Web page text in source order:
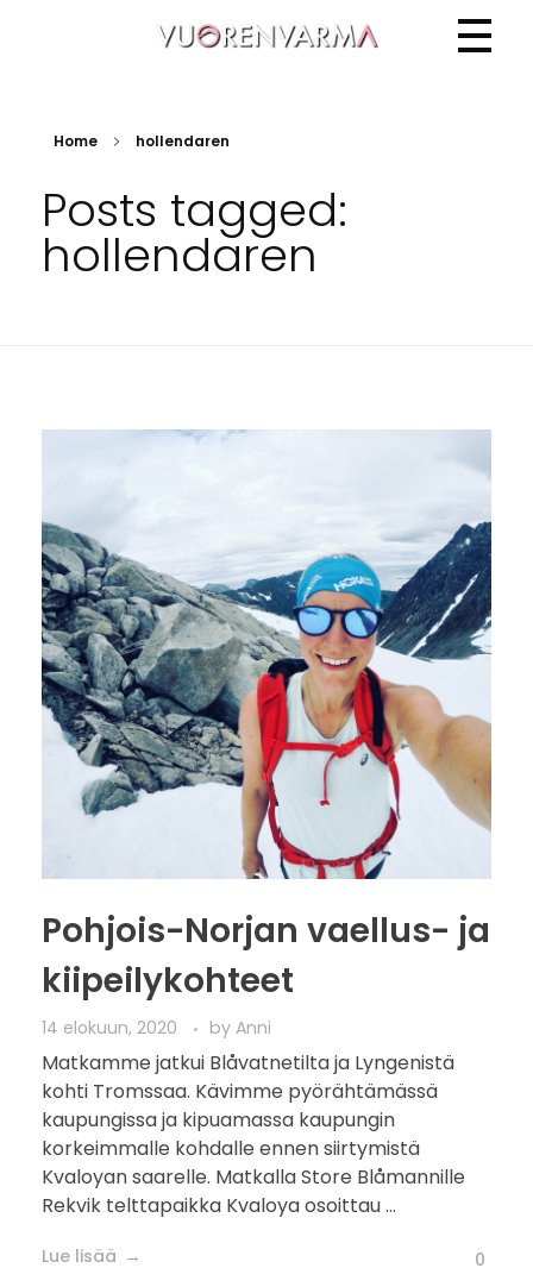
Home hollendaren
Posts tagged:
hollendaren
Pohjois-Norjan vaellus- ja
kiipeilykohteet
14 elokuun, 2020 by Anni
Matkamme jatkui Blåvatnetilta ja Lyngenistä
kohti Tromssaa. Kävimme pyörähtämässä
kaupungissa ja kipuamassa kaupungin
korkeimmalle kohdalle ennen siirtymistä
Kvaloyan saarelle. Matkalla Store Blåmannille
Rekvik telttapaikka Kvaloya osoittau ...
Lue lisää 0